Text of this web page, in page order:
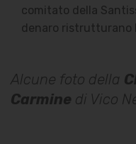
comitato della
denaro ristrutturano
Alcune foto della
Carmine di Vico